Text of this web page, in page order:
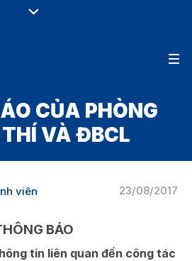
CỦA PHÒNG
VÀ ĐBCL
23/08/2017
viên
BÁO
tin liên quan đến công tác